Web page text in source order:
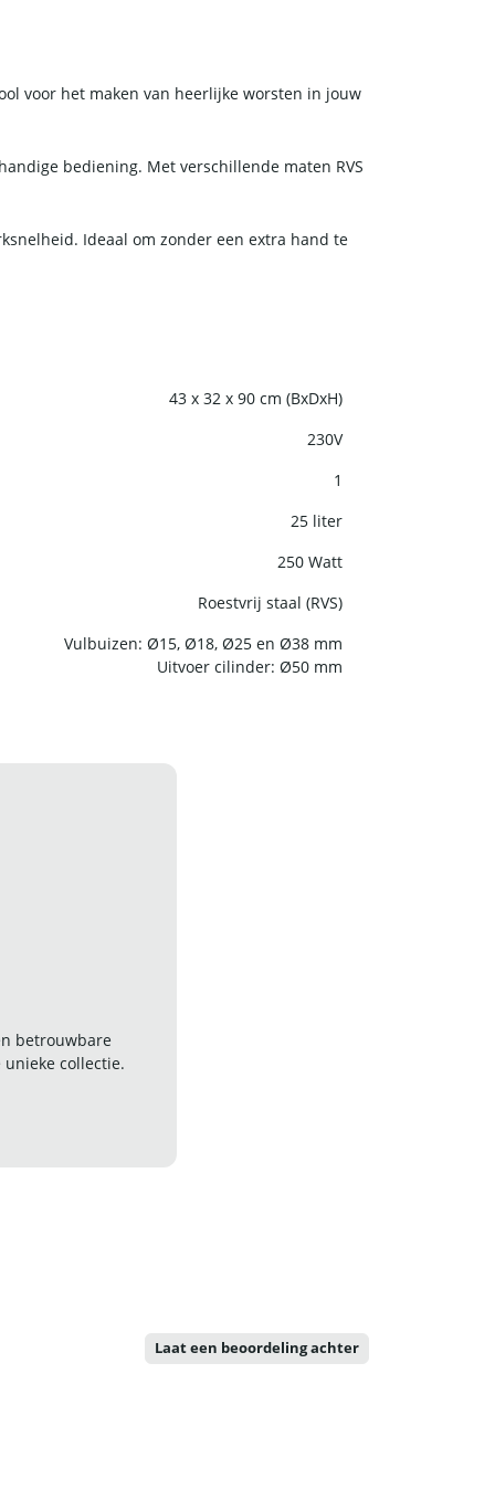
voor het maken van heerlijke worsten in jouw
bediening. Met verschillende maten RVS
Ideaal om zonder een extra hand te
43 x 32 x 90 cm (BxDxH)
230V
1
25 liter
250 Watt
Roestvrij staal (RVS)
Vulbuizen: Ø15, Ø18, Ø25 en Ø38 mm
Uitvoer cilinder: Ø50 mm
betrouwbare
collectie.
Laat een beoordeling achter